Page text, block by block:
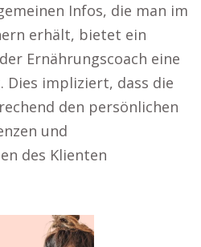
Infos, die man im
erhält, bietet ein
Ernährungscoach eine
Dies impliziert, dass die
den persönlichen
und
des Klienten